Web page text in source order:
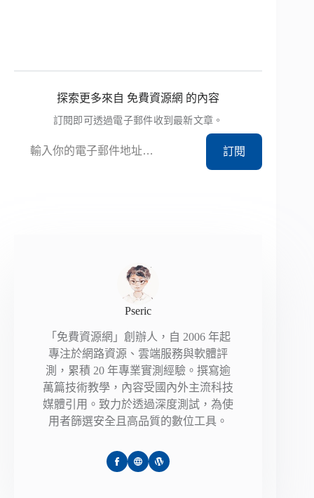
探索更多來自 免費資源網 的內容
訂閱即可透過電子郵件收到最新文章。
訂閱
Pseric
「免費資源網」創辦人，自 2006 年起
專注於網路資源、雲端服務與軟體評
測，累積 20 年專業實測經驗。撰寫逾
萬篇技術教學，內容受國內外主流科技
媒體引用。致力於透過深度測試，為使
用者篩選安全且高品質的數位工具。